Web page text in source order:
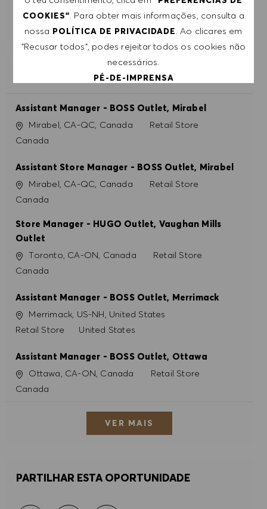
COOKIES" . Para obter mais informações, consulta a
nossa POLÍTICA DE PRIVACIDADE . Ao clicares em
"Recusar todos", podes rejeitar todos os cookies não
necessários.
PÉ-DE-IMPRENSA
PREFERÊNCIAS DE COOKIES
ACEITAR TODOS
COMEÇAR
EMPREGOS SEMELHANTES
Assistant Manager - BOSS Outlet, Mirabel
Localização
Mirabel, CA-QC, Canada Categoria
Retail Store
Canada
Assistant Store Manager - BOSS Outlet, Mirabel
Localização
Mirabel, CA-QC, Canada Categoria
Retail Store
Canada
Store Manager - HUGO Outlet, Vaughan Mills
Outlet
Localização
Toronto, CA-ON, Canada Categoria
Retail Store
Canada
Assistant Manager - BOSS Outlet, Merrimack
Localização
Merrimack, US-NH, United States
Categoria
Retail Store United States
Assistant Manager - BOSS Outlet, Ottawa
Localização
Ottawa, CA-ON, Canada Categoria
Retail Store
Canada
VER MAIS
PARTILHAR ESTA OPORTUNIDADE